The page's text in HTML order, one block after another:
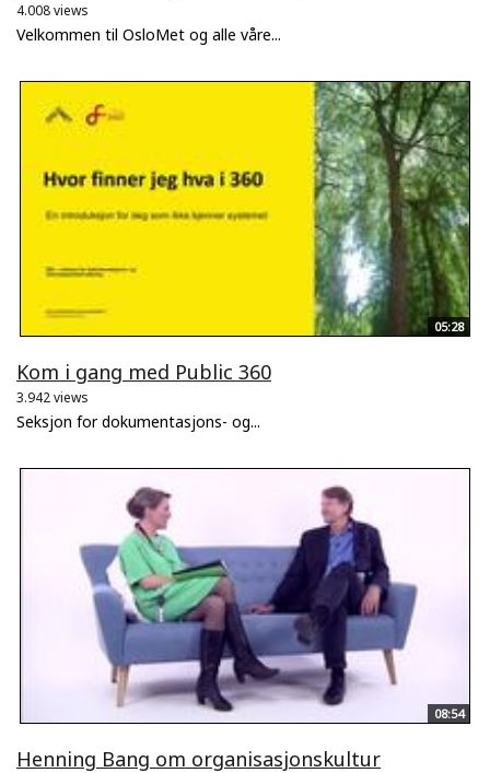
4.008 views
Velkommen til OsloMet og alle våre...
05:28
Kom i gang med Public 360
3.942 views
Seksjon for dokumentasjons- og...
08:54
Henning Bang om organisasjonskultur